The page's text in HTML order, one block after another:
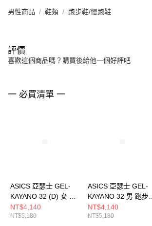
男性商品 鞋類 跑步鞋/慢跑鞋
評價
喜歡這個商品嗎？購買後給他一個好評吧
一 必買清單 一
ASICS 亞瑟士 GEL-
KAYANO 32 (D) 女 跑
步鞋 1012B839102
NT$4,140
NT$5,180
ASICS 亞瑟士 GEL-
KAYANO 32 男 跑步鞋
1011C052100
NT$4,140
NT$5,180